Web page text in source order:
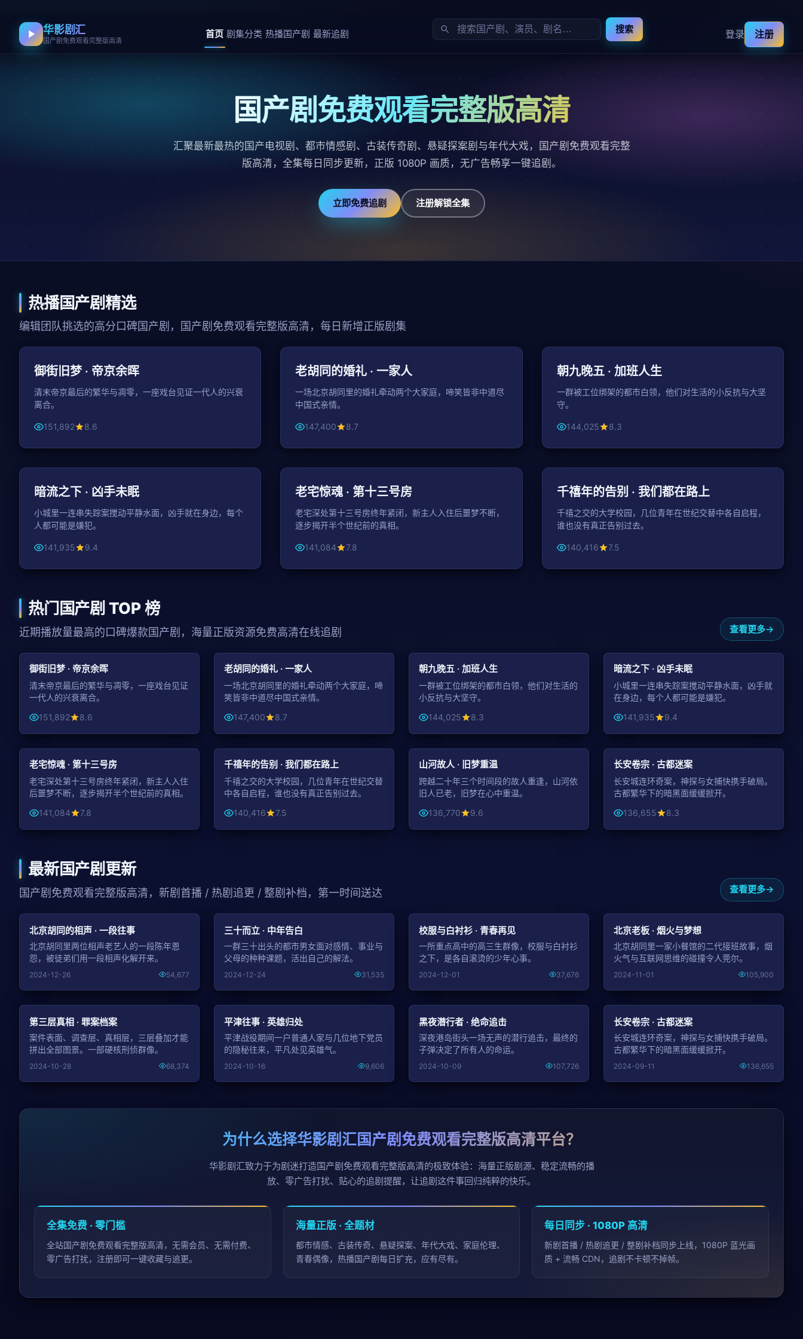
华影剧汇
国产剧免费观看完整版高清
首页 剧集分类 热播国产剧 最新追剧 搜索 登录 注册
国产剧免费观看完整版高清
汇聚最新最热的国产电视剧、都市情感剧、古装传奇剧、悬疑探案剧与年代大戏，国产剧免费观看完整
版高清，全集每日同步更新，正版 1080P 画质，无广告畅享一键追剧。
立即免费追剧 注册解锁全集
热播国产剧精选
编辑团队挑选的高分口碑国产剧，国产剧免费观看完整版高清，每日新增正版剧集
古装
147分钟
御街旧梦 · 帝京余晖
清末帝京最后的繁华与凋零，一座戏台见证一代人的兴衰
离合。
151,892 8.6
都市
老胡同的婚礼 · 一家人
一场北京胡同里的婚礼牵动两个大家庭，啼笑皆非中道尽
中国式亲情。
147,400 8.7
都市
朝九晚五 · 加班人生
一群被工位绑架的都市白领，他们对生活的小反抗与大坚
守。
144,025 8.3
悬疑
44分钟 / 集
暗流之下 · 凶手未眠
小城里一连串失踪案搅动平静水面，凶手就在身边，每个
人都可能是嫌犯。
141,935 9.4
悬疑
135分钟
老宅惊魂 · 第十三号房
老宅深处第十三号房终年紧闭，新主人入住后噩梦不断，
逐步揭开半个世纪前的真相。
141,084 7.8
年代
43分钟 / 集
千禧年的告别 · 我们都在路上
千禧之交的大学校园，几位青年在世纪交替中各自启程，
谁也没有真正告别过去。
140,416 7.5
热门国产剧 TOP 榜
近期播放量最高的口碑爆款国产剧，海量正版资源免费高清在线追剧 查看更多
古装
御街旧梦 · 帝京余晖
清末帝京最后的繁华与凋零，一座戏台见证
一代人的兴衰离合。
151,892
8.6
都市
老胡同的婚礼 · 一家人
一场北京胡同里的婚礼牵动两个大家庭，啼
笑皆非中道尽中国式亲情。
147,400
8.7
都市
朝九晚五 · 加班人生
一群被工位绑架的都市白领，他们对生活的
小反抗与大坚守。
144,025
8.3
悬疑
44:37
暗流之下 · 凶手未眠
小城里一连串失踪案搅动平静水面，凶手就
在身边，每个人都可能是嫌犯。
141,935
9.4
悬疑
99:11
老宅惊魂 · 第十三号房
老宅深处第十三号房终年紧闭，新主人入住
后噩梦不断，逐步揭开半个世纪前的真相。
141,084
7.8
年代
43:52
千禧年的告别 · 我们都在路上
千禧之交的大学校园，几位青年在世纪交替
中各自启程，谁也没有真正告别过去。
140,416
7.5
爱情
99:29
山河故人 · 旧梦重温
跨越二十年三个时间段的故人重逢，山河依
旧人已老，旧梦在心中重温。
136,770
9.6
古装
42:24
长安卷宗 · 古都迷案
长安城连环奇案，神探与女捕快携手破局。
古都繁华下的暗黑面缓缓掀开。
136,655
8.3
最新国产剧更新
国产剧免费观看完整版高清，新剧首播 / 热剧追更 / 整剧补档，第一时间送达 查看更多
北京胡同的相声 · 一段往事
北京胡同里两位相声老艺人的一段陈年恩
怨，被徒弟们用一段相声化解开来。
2024-12-26 54,677
三十而立 · 中年告白
一群三十出头的都市男女面对感情、事业与
父母的种种课题，活出自己的解法。
2024-12-24 31,535
校服与白衬衫 · 青春再见
一所重点高中的高三生群像，校服与白衬衫
之下，是各自滚烫的少年心事。
2024-12-01 37,676
北京老板 · 烟火与梦想
北京胡同里一家小餐馆的二代接班故事，烟
火气与互联网思维的碰撞令人莞尔。
2024-11-01 105,900
第三层真相 · 罪案档案
案件表面、调查层、真相层，三层叠加才能
拼出全部图景。一部硬核刑侦群像。
2024-10-28 68,374
平津往事 · 英雄归处
平津战役期间一户普通人家与几位地下党员
的隐秘往来，平凡处见英雄气。
2024-10-16 9,606
黑夜潜行者 · 绝命追击
深夜港岛街头一场无声的潜行追击，最终的
子弹决定了所有人的命运。
2024-10-09 107,726
长安卷宗 · 古都迷案
长安城连环奇案，神探与女捕快携手破局。
古都繁华下的暗黑面缓缓掀开。
2024-09-11 136,655
为什么选择华影剧汇国产剧免费观看完整版高清平台？
华影剧汇致力于为剧迷打造国产剧免费观看完整版高清的极致体验：海量正版剧源、稳定流畅的播
放、零广告打扰、贴心的追剧提醒，让追剧这件事回归纯粹的快乐。
全集免费 · 零门槛
全站国产剧免费观看完整版高清，无需会员、无需付费、
零广告打扰，注册即可一键收藏与追更。
海量正版 · 全题材
都市情感、古装传奇、悬疑探案、年代大戏、家庭伦理、
青春偶像，热播国产剧每日扩充，应有尽有。
每日同步 · 1080P 高清
新剧首播 / 热剧追更 / 整剧补档同步上线，1080P 蓝光画
质 + 流畅 CDN，追剧不卡顿不掉帧。